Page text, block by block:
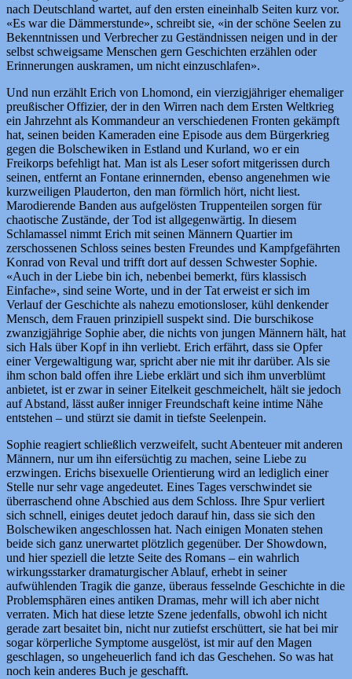
nach Deutschland wartet, auf den ersten eineinhalb Seiten kurz vor.
«Es war die Dämmerstunde», schreibt sie, «in der schöne Seelen zu
Bekenntnissen und Verbrecher zu Geständnissen neigen und in der
selbst schweigsame Menschen gern Geschichten erzählen oder
Erinnerungen auskramen, um nicht einzuschlafen».
Und nun erzählt Erich von Lhomond, ein vierzigjähriger ehemaliger
preußischer Offizier, der in den Wirren nach dem Ersten Weltkrieg
ein Jahrzehnt als Kommandeur an verschiedenen Fronten gekämpft
hat, seinen beiden Kameraden eine Episode aus dem Bürgerkrieg
gegen die Bolschewiken in Estland und Kurland, wo er ein
Freikorps befehligt hat. Man ist als Leser sofort mitgerissen durch
seinen, entfernt an Fontane erinnernden, ebenso angenehmen wie
kurzweiligen Plauderton, den man förmlich hört, nicht liest.
Marodierende Banden aus aufgelösten Truppenteilen sorgen für
chaotische Zustände, der Tod ist allgegenwärtig. In diesem
Schlamassel nimmt Erich mit seinen Männern Quartier im
zerschossenen Schloss seines besten Freundes und Kampfgefährten
Konrad von Reval und trifft dort auf dessen Schwester Sophie.
«Auch in der Liebe bin ich, nebenbei bemerkt, fürs klassisch
Einfache», sind seine Worte, und in der Tat erweist er sich im
Verlauf der Geschichte als nahezu emotionsloser, kühl denkender
Mensch, dem Frauen prinzipiell suspekt sind. Die burschikose
zwanzigjährige Sophie aber, die nichts von jungen Männern hält, hat
sich Hals über Kopf in ihn verliebt. Erich erfährt, dass sie Opfer
einer Vergewaltigung war, spricht aber nie mit ihr darüber. Als sie
ihm schon bald offen ihre Liebe erklärt und sich ihm unverblümt
anbietet, ist er zwar in seiner Eitelkeit geschmeichelt, hält sie jedoch
auf Abstand, lässt außer inniger Freundschaft keine intime Nähe
entstehen – und stürzt sie damit in tiefste Seelenpein.
Sophie reagiert schließlich verzweifelt, sucht Abenteuer mit anderen
Männern, nur um ihn eifersüchtig zu machen, seine Liebe zu
erzwingen. Erichs bisexuelle Orientierung wird an lediglich einer
Stelle nur sehr vage angedeutet. Eines Tages verschwindet sie
überraschend ohne Abschied aus dem Schloss. Ihre Spur verliert
sich schnell, einiges deutet jedoch darauf hin, dass sie sich den
Bolschewiken angeschlossen hat. Nach einigen Monaten stehen
beide sich ganz unerwartet plötzlich gegenüber. Der Showdown,
und hier speziell die letzte Seite des Romans – ein wahrlich
wirkungsstarker dramaturgischer Ablauf, erhebt in seiner
aufwühlenden Tragik die ganze, überaus fesselnde Geschichte in die
Problemsphären eines antiken Dramas, mehr will ich aber nicht
verraten. Mich hat diese letzte Szene jedenfalls, obwohl ich nicht
gerade zart besaitet bin, nicht nur zutiefst erschüttert, sie hat bei mir
sogar körperliche Symptome ausgelöst, ist mir auf den Magen
geschlagen, so ungeheuerlich fand ich das Geschehen. So was hat
noch kein anderes Buch je geschafft.